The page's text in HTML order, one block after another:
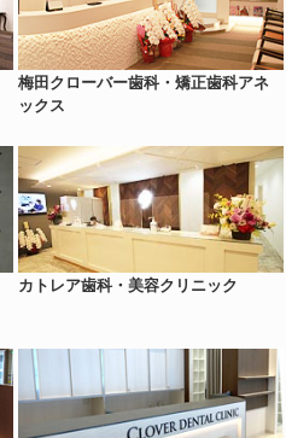
梅田クローバー歯科・矯正歯科アネ
ックス
カトレア歯科・美容クリニック